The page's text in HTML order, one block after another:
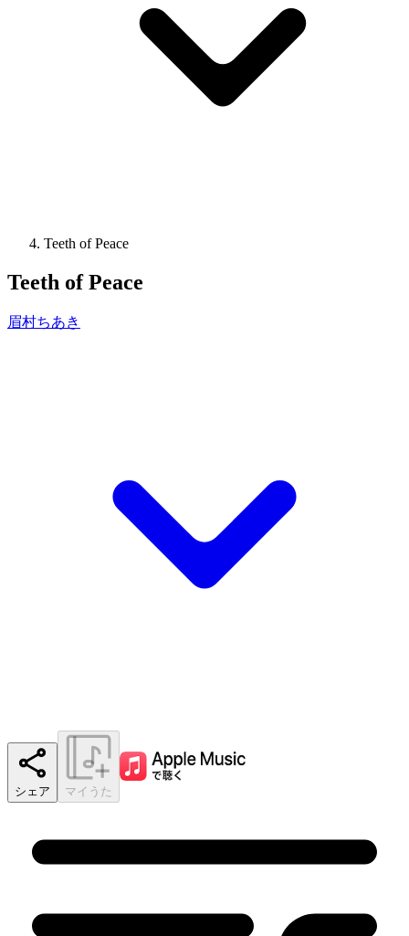
Teeth of Peace
Teeth of Peace
眉村ちあき
シェア マイうた